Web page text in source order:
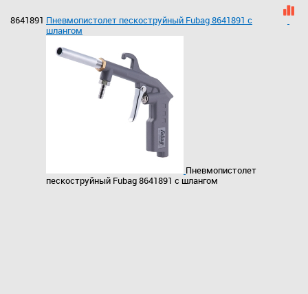
8641891 Пневмопистолет пескоструйный Fubag 8641891 с
шлангом
Пневмопистолет
пескоструйный Fubag 8641891 с шлангом